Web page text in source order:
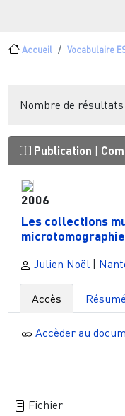
Fil d'Ariane
Accueil Vocabulaire
Nombre de résultats
Publication
2006
Les collections
microtomographie
Julien Noël
Accès Résumé
Accèder au
Fichier